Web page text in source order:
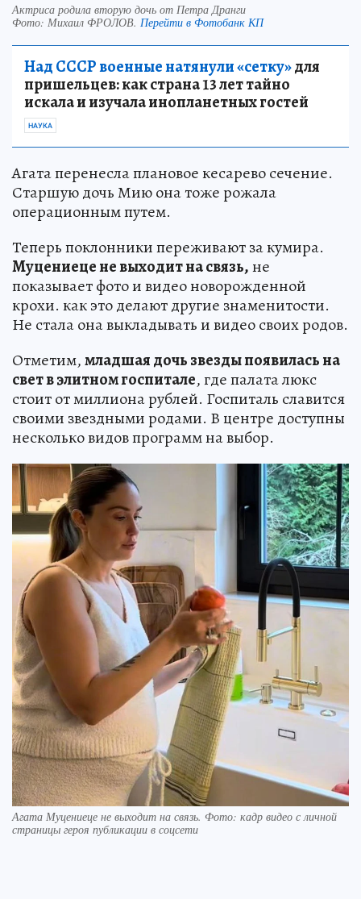
Актриса родила вторую дочь от Петра Дранги
Фото: Михаил ФРОЛОВ. Перейти в Фотобанк КП
Над СССР военные натянули «сетку»для
пришельцев: как страна 13 лет тайно
искала и изучала инопланетных гостей
НАУКА
Агата перенесла плановое кесарево сечение.
Старшую дочь Мию она тоже рожала
операционным путем.
Теперь поклонники переживают за кумира.
Муцениеце не выходит на связь,не
показывает фото и видео новорожденной
крохи. как это делают другие знаменитости.
Не стала она выкладывать и видео своих родов.
Отметим,младшая дочь звезды появилась на
свет в элитном госпитале, где палата люкс
стоит от миллиона рублей. Госпиталь славится
своими звездными родами. В центре доступны
несколько видов программ на выбор.
Агата Муцениеце не выходит на связь. Фото: кадр видео с личной
страницы героя публикации в соцсети